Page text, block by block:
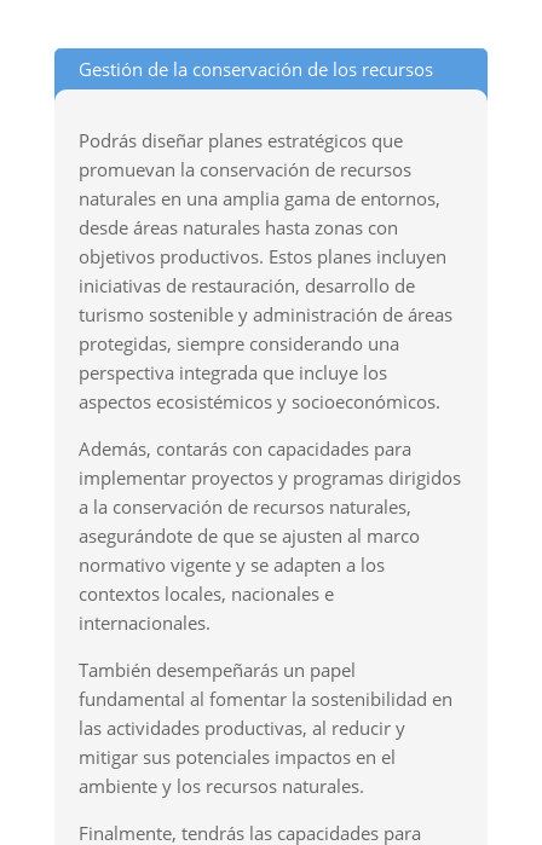
Gestión de la conservación de los recursos
Podrás diseñar planes estratégicos que
promuevan la conservación de recursos
naturales en una amplia gama de entornos,
desde áreas naturales hasta zonas con
objetivos productivos. Estos planes incluyen
iniciativas de restauración, desarrollo de
turismo sostenible y administración de áreas
protegidas, siempre considerando una
perspectiva integrada que incluye los
aspectos ecosistémicos y socioeconómicos.
Además, contarás con capacidades para
implementar proyectos y programas dirigidos
a la conservación de recursos naturales,
asegurándote de que se ajusten al marco
normativo vigente y se adapten a los
contextos locales, nacionales e
internacionales.
También desempeñarás un papel
fundamental al fomentar la sostenibilidad en
las actividades productivas, al reducir y
mitigar sus potenciales impactos en el
ambiente y los recursos naturales.
Finalmente, tendrás las capacidades para